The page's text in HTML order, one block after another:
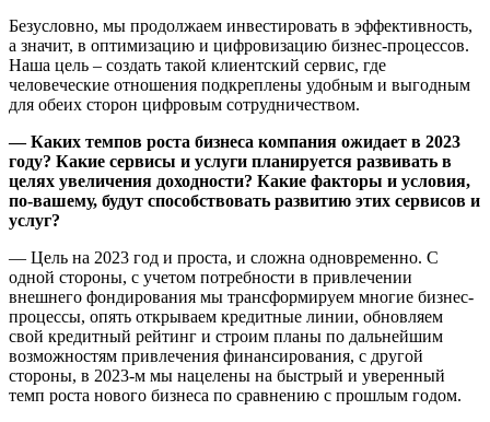
Безусловно, мы продолжаем инвестировать в эффективность,
а значит, в оптимизацию и цифровизацию бизнес-процессов.
Наша цель – создать такой клиентский сервис, где
человеческие отношения подкреплены удобным и выгодным
для обеих сторон цифровым сотрудничеством.
— Каких темпов роста бизнеса компания ожидает в 2023
году? Какие сервисы и услуги планируется развивать в
целях увеличения доходности? Какие факторы и условия,
по-вашему, будут способствовать развитию этих сервисов и
услуг?
— Цель на 2023 год и проста, и сложна одновременно. С
одной стороны, с учетом потребности в привлечении
внешнего фондирования мы трансформируем многие бизнес-
процессы, опять открываем кредитные линии, обновляем
свой кредитный рейтинг и строим планы по дальнейшим
возможностям привлечения финансирования, с другой
стороны, в 2023-м мы нацелены на быстрый и уверенный
темп роста нового бизнеса по сравнению с прошлым годом.